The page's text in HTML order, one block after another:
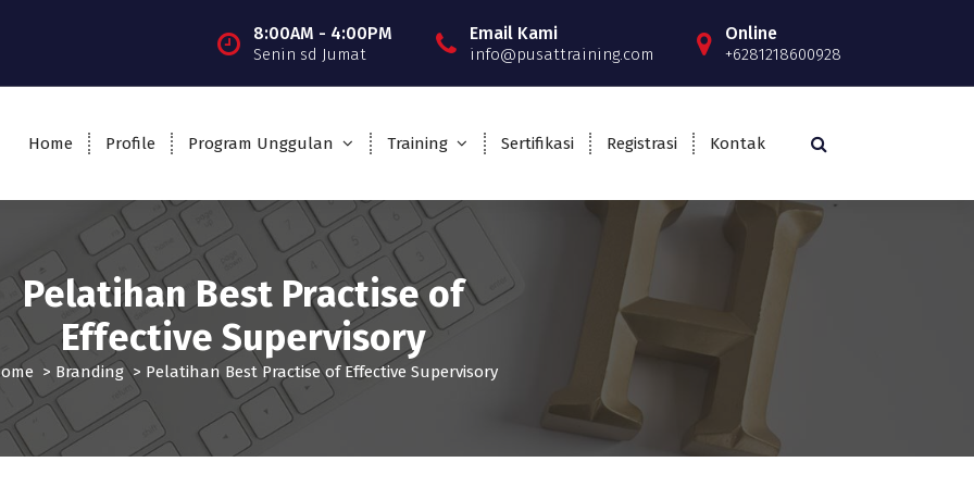
8:00AM - 4:00PM
Senin sd Jumat
Email Kami
info@pusattraining.com
Online
+6281218600928
Home Profile Program Unggulan Training Sertifikasi Registrasi Kontak
Pelatihan Best Practise of
Effective Supervisory
> Branding> Pelatihan Best Practise of Effective Supervisory